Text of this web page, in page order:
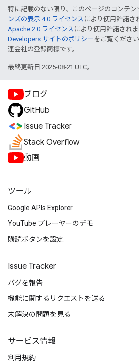
特に記載のない限り、このページのコンテン
ンズの表示 4.0 ライセンス により使用許諾さ
Apache 2.0 ライセンス により使用許諾されま
Developers サイトのポリシー をご覧くださ
連会社の登録商標です。
最終更新日 2025-08-21 UTC。
ブログ
GitHub
Issue Tracker
Stack Overflow
動画
ツール
Google APIs Explorer
YouTube プレーヤーのデモ
購読ボタンを設定
Issue Tracker
バグを報告
機能に関するリクエストを送る
未解決の問題を見る
サービス情報
利用規約